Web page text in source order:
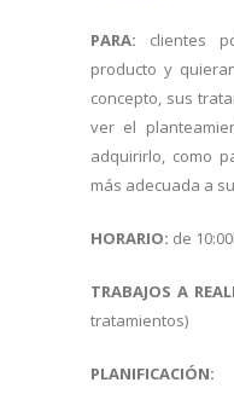
PARA: clientes
producto y
concepto, sus
ver el
adquirirlo, como
más adecuada a
HORARIO: de
TRABAJOS A
tratamientos)
PLANIFICACIÓN: